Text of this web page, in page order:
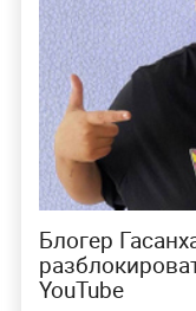
Блогер
YouTube